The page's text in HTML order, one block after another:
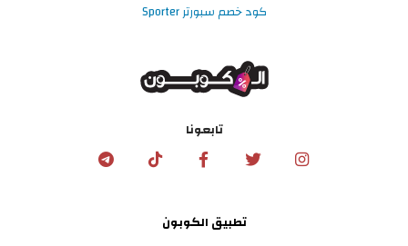
كود خصم سبورتر Sporter
تابعونا
تطبيق الكوبون